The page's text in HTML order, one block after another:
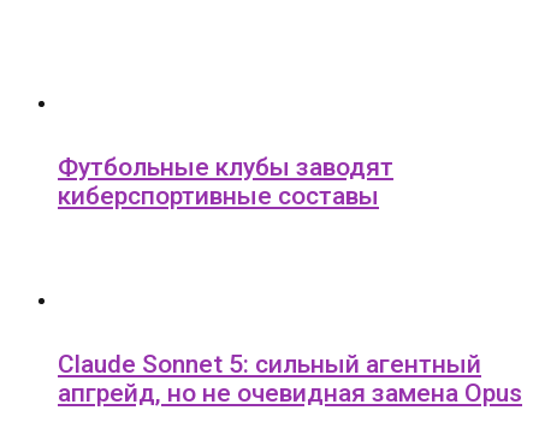
Футбольные клубы заводят
киберспортивные составы
Claude Sonnet 5: сильный агентный
апгрейд, но не очевидная замена Opus